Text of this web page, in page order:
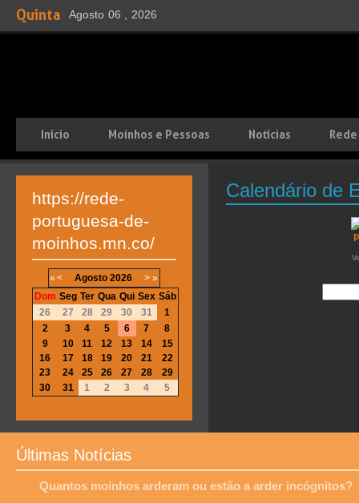
Quinta Agosto 06 , 2026
Início Moinhos e Pessoas Notícias Rede
Calendário de
https://rede-
portuguesa-de-
moinhos.mn.co/
« < Agosto 2026 > »
Dom Seg Ter Qua Qui Sex Sáb
26
27 28 29 30 31
1
2
3 4 5 6 7
8
9
10 11 12 13 14
15
16
17 18 19 20 21
22
23
24 25 26 27 28
29
30
31 1 2 3 4 5
Últimas Notícias
Quantos moinhos arderam ou estão a arder incógnitos?